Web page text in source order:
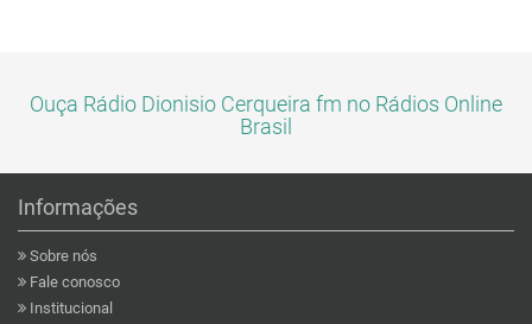
Ouça Rádio Dionisio Cerqueira fm no Rádios Online
Brasil
Informações
Sobre nós
Fale conosco
Institucional